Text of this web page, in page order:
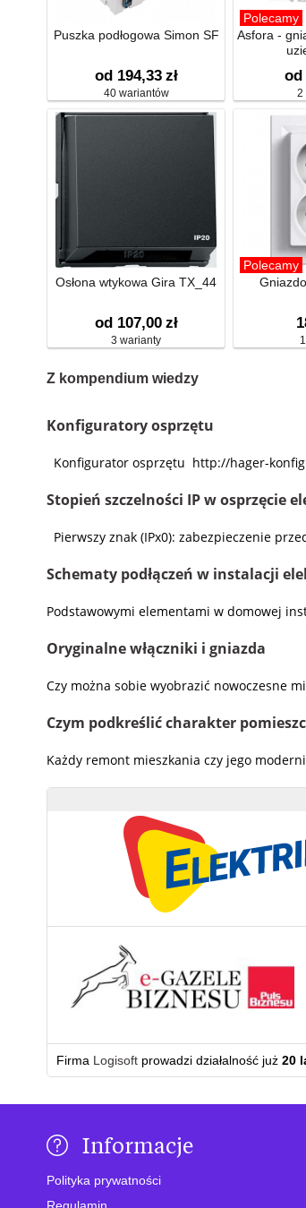
Puszka podłogowa Simon SF
od 194,33 zł
40 wariantów
Polecamy
Asfora -
od
2
Osłona wtykowa Gira TX_44
od 107,00 zł
3 warianty
Polecamy
Z kompendium wiedzy
Konfiguratory osprzętu
Konfigurator osprzętu http://hager-
Stopień szczelności IP w osprzęcie
Pierwszy znak (IPx0): zabezpieczenie
Schematy podłączeń w instalacji
Podstawowymi elementami w domowej
Oryginalne włączniki i gniazda
Czy można sobie wyobrazić nowoczesne
Czym podkreślić charakter
Każdy remont mieszkania czy jego
Firma Logisoft prowadzi działalność już 20
Informacje
Polityka prywatności